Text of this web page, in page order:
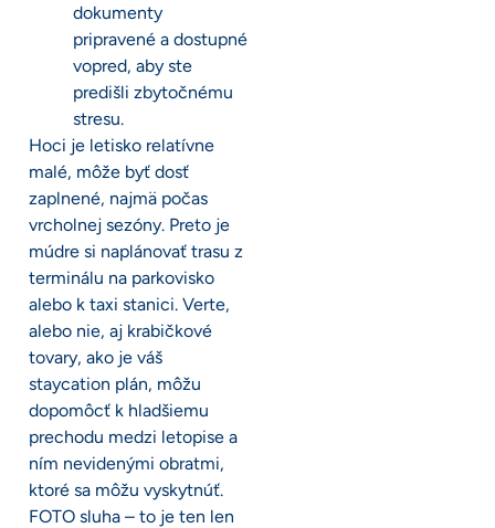
dokumenty
pripravené a dostupné
vopred, aby ste
predišli zbytočnému
stresu.
Hoci je letisko relatívne
malé, môže byť dosť
zaplnené, najmä počas
vrcholnej sezóny. Preto je
múdre si naplánovať trasu z
terminálu na parkovisko
alebo k taxi stanici. Verte,
alebo nie, aj krabičkové
tovary, ako je váš
staycation plán, môžu
dopomôcť k hladšiemu
prechodu medzi letopise a
ním nevidenými obratmi,
ktoré sa môžu vyskytnúť.
FOTO sluha – to je ten len